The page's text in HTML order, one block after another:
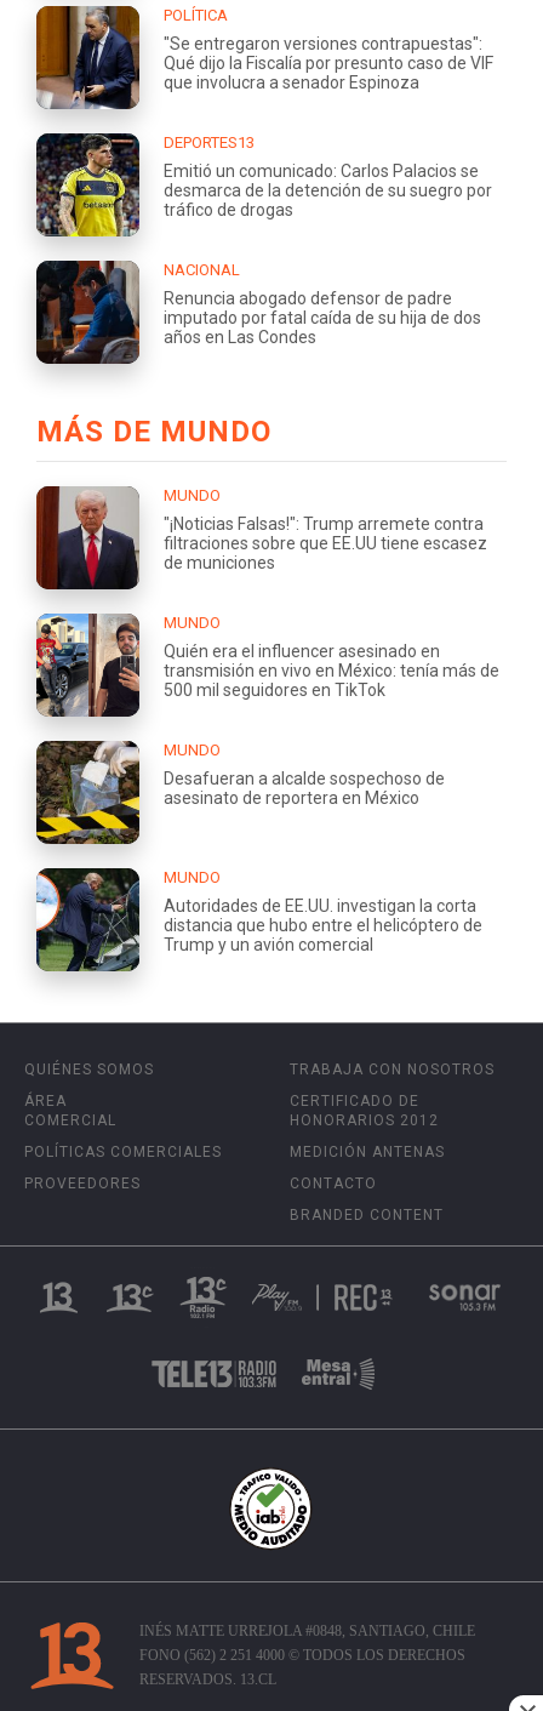
POLÍTICA
"Se entregaron versiones contrapuestas":
Qué dijo la Fiscalía por presunto caso de VIF
que involucra a senador Espinoza
DEPORTES13
Emitió un comunicado: Carlos Palacios se
desmarca de la detención de su suegro por
tráfico de drogas
NACIONAL
Renuncia abogado defensor de padre
imputado por fatal caída de su hija de dos
años en Las Condes
MÁS DE MUNDO
MUNDO
"¡Noticias Falsas!": Trump arremete contra
filtraciones sobre que EE.UU tiene escasez
de municiones
MUNDO
Quién era el influencer asesinado en
transmisión en vivo en México: tenía más de
500 mil seguidores en TikTok
MUNDO
Desafueran a alcalde sospechoso de
asesinato de reportera en México
MUNDO
Autoridades de EE.UU. investigan la corta
distancia que hubo entre el helicóptero de
Trump y un avión comercial
QUIÉNES SOMOS
ÁREA
COMERCIAL
POLÍTICAS COMERCIALES
PROVEEDORES
TRABAJA CON NOSOTROS
CERTIFICADO DE
HONORARIOS 2012
MEDICIÓN ANTENAS
CONTACTO
BRANDED CONTENT
INÉS MATTE URREJOLA #0848, SANTIAGO, CHILE
FONO (562) 2 251 4000 © TODOS LOS DERECHOS
RESERVADOS. 13.CL